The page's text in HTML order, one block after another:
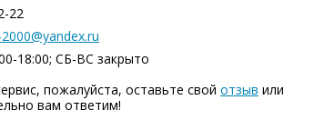
22
18:00; СБ-ВC закрыто
пожалуйста, оставьте свой отзыв или
вам ответим!